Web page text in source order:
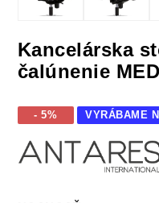
Kancelárska
čalúnenie
- 5% VYRÁBAME